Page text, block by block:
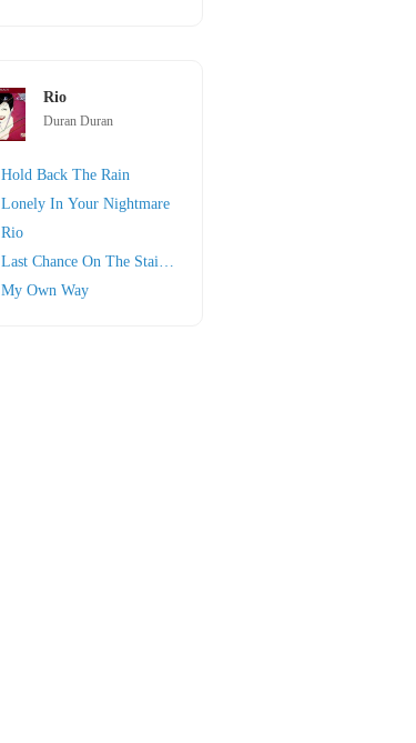
Rio
Duran Duran
Hold Back The Rain
Lonely In Your Nightmare
Rio
Last Chance On The Stairway
My Own Way